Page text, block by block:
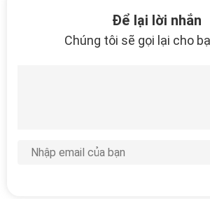
Để lại lời nhắn
Chúng tôi sẽ gọi lại cho